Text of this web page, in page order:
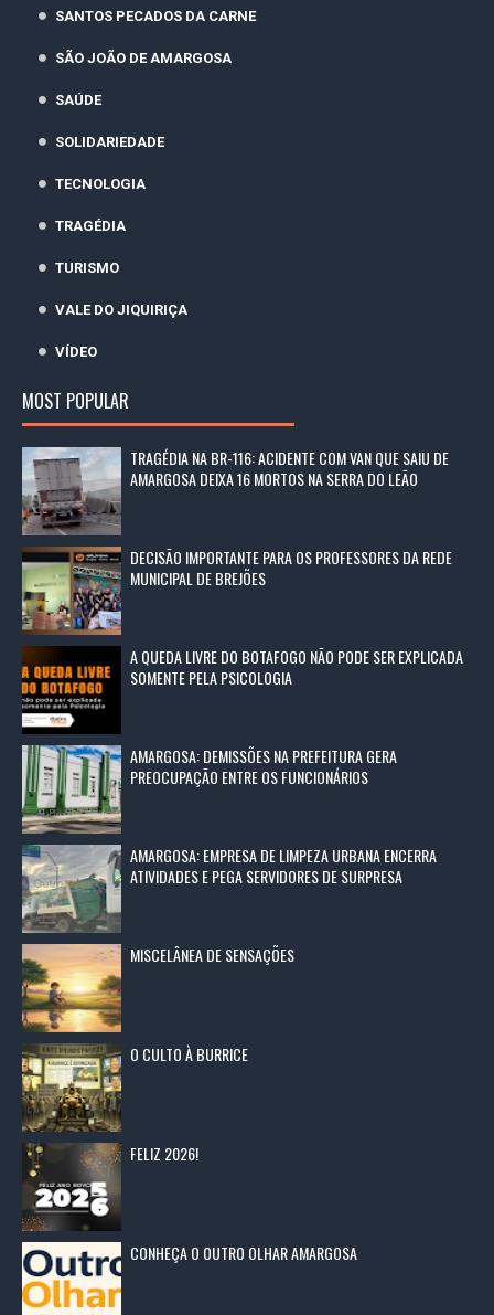
SANTOS PECADOS DA CARNE
SÃO JOÃO DE AMARGOSA
SAÚDE
SOLIDARIEDADE
TECNOLOGIA
TRAGÉDIA
TURISMO
VALE DO JIQUIRIÇA
VÍDEO
MOST POPULAR
TRAGÉDIA NA BR-116: ACIDENTE COM VAN QUE SAIU DE
AMARGOSA DEIXA 16 MORTOS NA SERRA DO LEÃO
DECISÃO IMPORTANTE PARA OS PROFESSORES DA REDE
MUNICIPAL DE BREJÕES
A QUEDA LIVRE DO BOTAFOGO NÃO PODE SER EXPLICADA
SOMENTE PELA PSICOLOGIA
AMARGOSA: DEMISSÕES NA PREFEITURA GERA
PREOCUPAÇÃO ENTRE OS FUNCIONÁRIOS
AMARGOSA: EMPRESA DE LIMPEZA URBANA ENCERRA
ATIVIDADES E PEGA SERVIDORES DE SURPRESA
MISCELÂNEA DE SENSAÇÕES
O CULTO À BURRICE
FELIZ 2026!
CONHEÇA O OUTRO OLHAR AMARGOSA